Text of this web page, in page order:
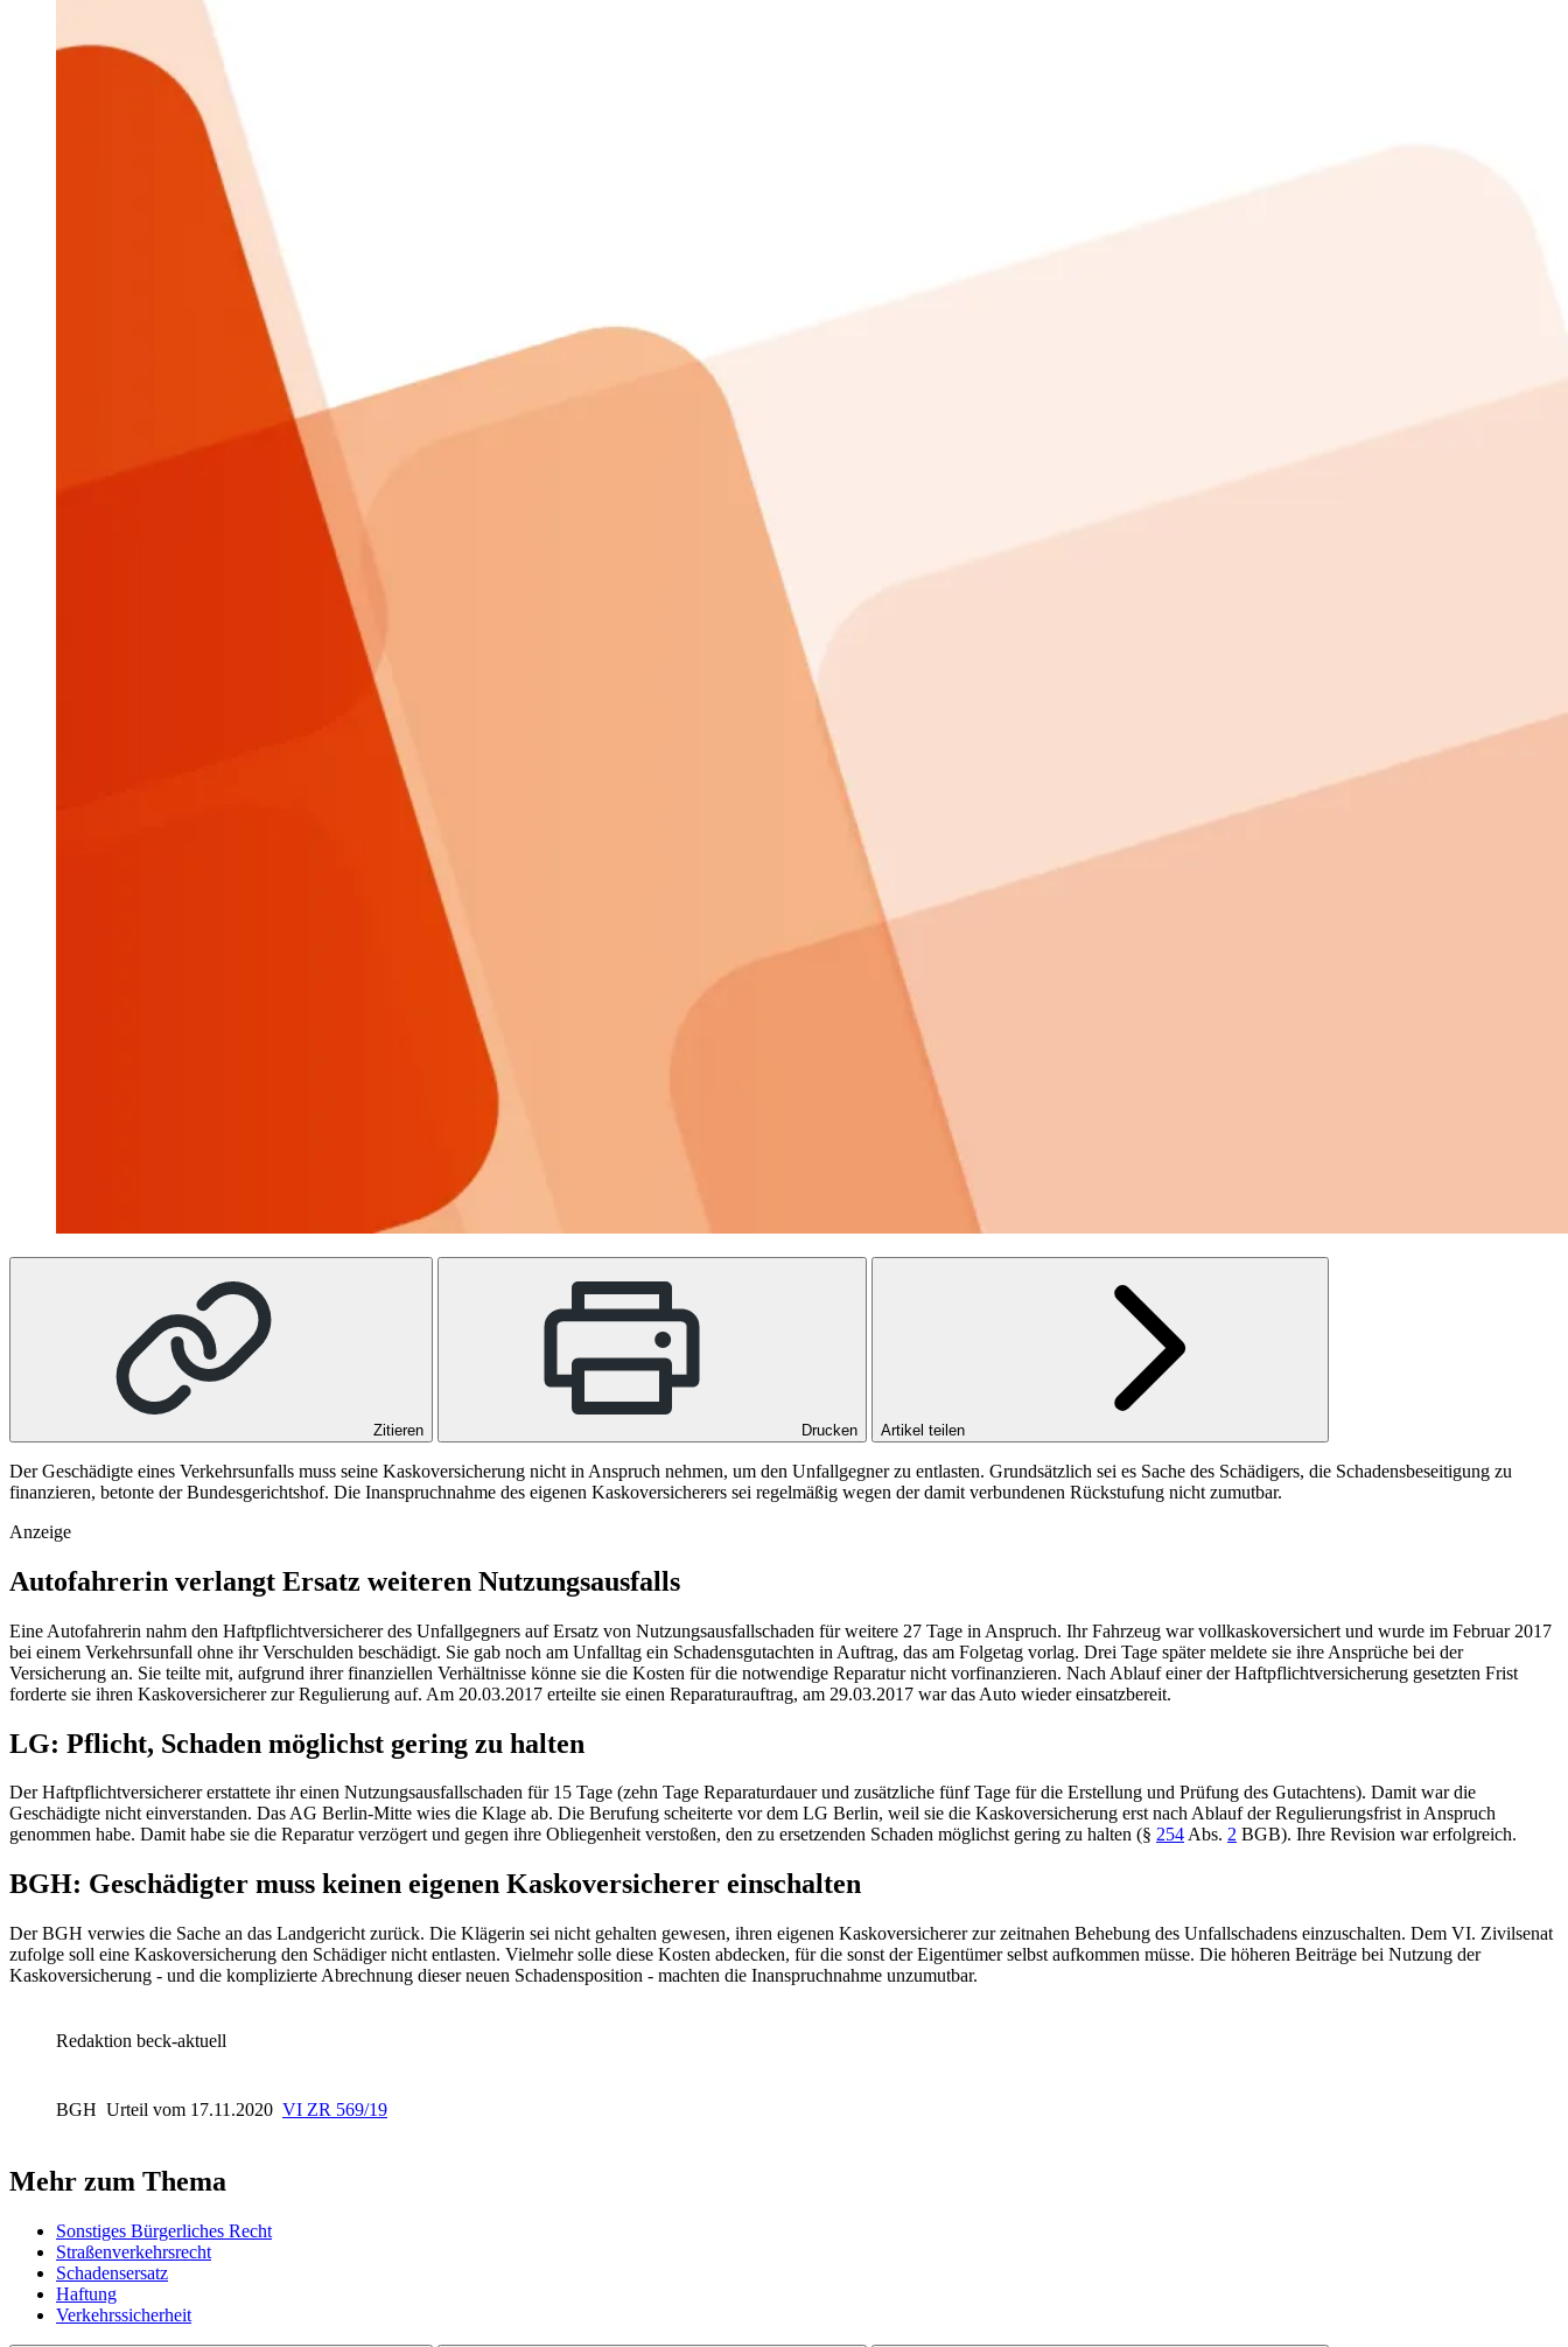
Zitieren Drucken Artikel teilen
Der Geschädigte eines Verkehrsunfalls muss seine Kaskoversicherung nicht in Anspruch nehmen, um den Unfallgegner zu entlasten. Grundsätzlich sei es Sache des Schädigers, die Schadensbeseitigung zu
finanzieren, betonte der Bundesgerichtshof. Die Inanspruchnahme des eigenen Kaskoversicherers sei regelmäßig wegen der damit verbundenen Rückstufung nicht zumutbar.
Anzeige
Autofahrerin verlangt Ersatz weiteren Nutzungsausfalls
Eine Autofahrerin nahm den Haftpflichtversicherer des Unfallgegners auf Ersatz von Nutzungsausfallschaden für weitere 27 Tage in Anspruch. Ihr Fahrzeug war vollkaskoversichert und wurde im Februar 2017
bei einem Verkehrsunfall ohne ihr Verschulden beschädigt. Sie gab noch am Unfalltag ein Schadensgutachten in Auftrag, das am Folgetag vorlag. Drei Tage später meldete sie ihre Ansprüche bei der
Versicherung an. Sie teilte mit, aufgrund ihrer finanziellen Verhältnisse könne sie die Kosten für die notwendige Reparatur nicht vorfinanzieren. Nach Ablauf einer der Haftpflichtversicherung gesetzten Frist
forderte sie ihren Kaskoversicherer zur Regulierung auf. Am 20.03.2017 erteilte sie einen Reparaturauftrag, am 29.03.2017 war das Auto wieder einsatzbereit.
LG: Pflicht, Schaden möglichst gering zu halten
Der Haftpflichtversicherer erstattete ihr einen Nutzungsausfallschaden für 15 Tage (zehn Tage Reparaturdauer und zusätzliche fünf Tage für die Erstellung und Prüfung des Gutachtens). Damit war die
Geschädigte nicht einverstanden. DasAG Berlin-Mitte wies die Klage ab. Die Berufung scheiterte vor dem LG Berlin, weil sie die Kaskoversicherung erst nach Ablauf der Regulierungsfrist in Anspruch
genommen habe. Damit habe sie die Reparatur verzögert und gegen ihre Obliegenheit verstoßen, den zu ersetzenden Schaden möglichst gering zu halten (§ 254Abs. 2 BGB). Ihre Revision war erfolgreich.
BGH: Geschädigter muss keinen eigenen Kaskoversicherer einschalten
DerBGH verwies die Sache an das Landgericht zurück. Die Klägerin sei nicht gehalten gewesen, ihren eigenen Kaskoversicherer zur zeitnahen Behebung des Unfallschadens einzuschalten. Dem VI. Zivilsenat
zufolge soll eine Kaskoversicherung den Schädiger nicht entlasten. Vielmehr solle diese Kosten abdecken, für die sonst der Eigentümer selbst aufkommen müsse. Die höheren Beiträge bei Nutzung der
Kaskoversicherung - und die komplizierte Abrechnung dieser neuen Schadensposition - machten die Inanspruchnahme unzumutbar.
Redaktion beck-aktuell
BGH Urteil vom 17.11.2020 VI ZR 569/19
Mehr zum Thema
Sonstiges Bürgerliches Recht
Straßenverkehrsrecht
Schadensersatz
Haftung
Verkehrssicherheit